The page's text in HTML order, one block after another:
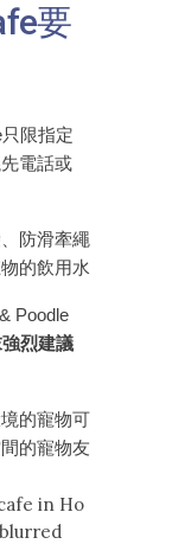
要
只限指定
電話或
防滑牽繩
的飲用水
Poodle
烈建議
的寵物可
的寵物友